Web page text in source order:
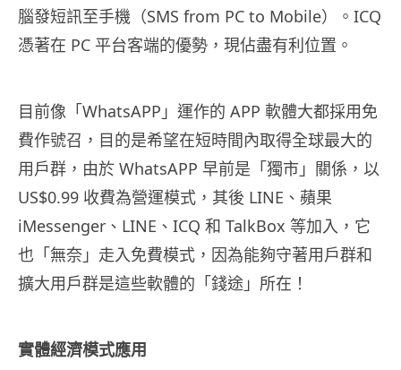
腦發短訊至手機（SMS from PC to Mobile）。ICQ
憑著在 PC 平台客端的優勢，現佔盡有利位置。
目前像「WhatsAPP」運作的 APP 軟體大都採用免
費作號召，目的是希望在短時間內取得全球最大的
用戶群，由於 WhatsAPP 早前是「獨市」關係，以
US$0.99 收費為營運模式，其後 LINE、蘋果
iMessenger、LINE、ICQ 和 TalkBox 等加入，它
也「無奈」走入免費模式，因為能夠守著用戶群和
擴大用戶群是這些軟體的「錢途」所在！
實體經濟模式應用